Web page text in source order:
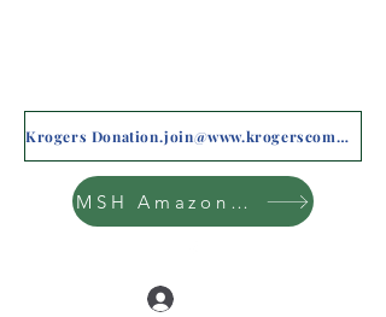
Krogers Donation.join@www.krogerscommunityrewards.com
MSH Amazon Wishlist